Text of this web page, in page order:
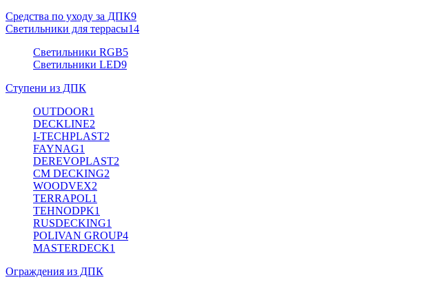
Средства по уходу за ДПК9
Светильники для террасы14
Светильники RGB5
Светильники LED9
Ступени из ДПК
OUTDOOR1
DECKLINE2
I-TECHPLAST2
FAYNAG1
DEREVOPLAST2
CM DECKING2
WOODVEX2
TERRAPOL1
TEHNODPK1
RUSDECKING1
POLIVAN GROUP4
MASTERDECK1
Ограждения из ДПК